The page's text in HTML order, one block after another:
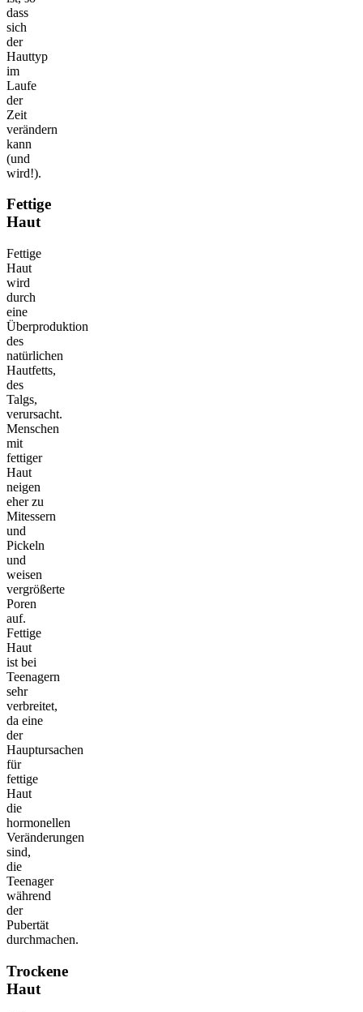
dass
sich
der
Hauttyp
im
Laufe
der
Zeit
verändern
kann
(und
wird!).
Fettige
Haut
Fettige
Haut
wird
durch
eine
Überproduktion
des
natürlichen
Hautfetts,
des
Talgs,
verursacht.
Menschen
mit
fettiger
Haut
neigen
eher zu
Mitessern
und
Pickeln
und
weisen
vergrößerte
Poren
auf.
Fettige
Haut
ist bei
Teenagern
sehr
verbreitet,
da eine
der
Hauptursachen
für
fettige
Haut
die
hormonellen
Veränderungen
sind,
die
Teenager
während
der
Pubertät
durchmachen.
Trockene
Haut